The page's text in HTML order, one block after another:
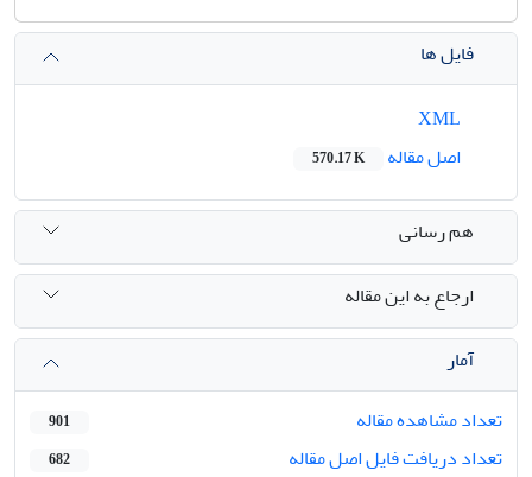
فایل ها
اصل مقاله
570.17 K
هم رسانی
ارجاع به این مقاله
آمار
تعداد مشاهده مقاله
901
تعداد دریافت فایل اصل مقاله 682